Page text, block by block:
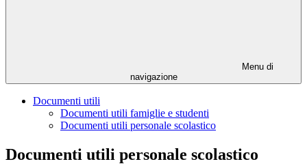
Menu di
navigazione
Documenti utili
Documenti utili famiglie e studenti
Documenti utili personale scolastico
Documenti utili personale scolastico